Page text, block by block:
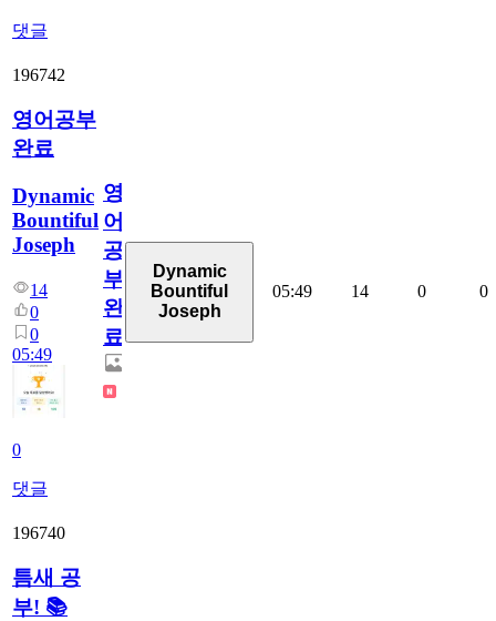
댓글
196742
영어공부
완료
Dynamic
Bountiful
Joseph
14
0
0
05:49
0
댓글
영
어
공
부
완
료
Dynamic
Bountiful
Joseph
05:49 14 0 0
196740
틈새 공
부! 📚